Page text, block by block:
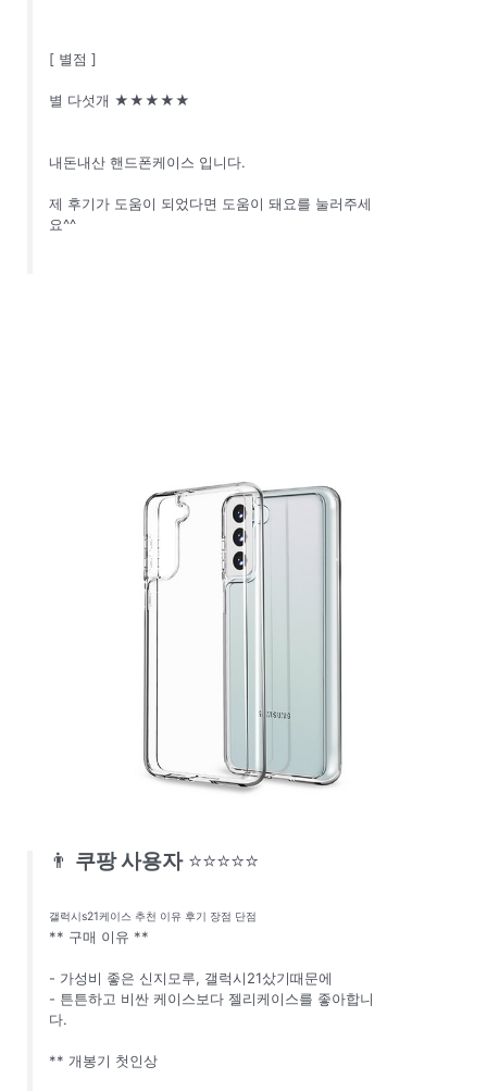
[ 별점 ]
별 다섯개 ★★★★★
내돈내산 핸드폰케이스 입니다.
제 후기가 도움이 되었다면 도움이 돼요를 눌러주세
요^^
👨 쿠팡 사용자 ⭐⭐⭐⭐⭐
갤럭시s21케이스 추천 이유 후기 장점 단점
** 구매 이유 **
- 가성비 좋은 신지모루, 갤럭시21샀기때문에
- 튼튼하고 비싼 케이스보다 젤리케이스를 좋아합니
다.
** 개봉기 첫인상